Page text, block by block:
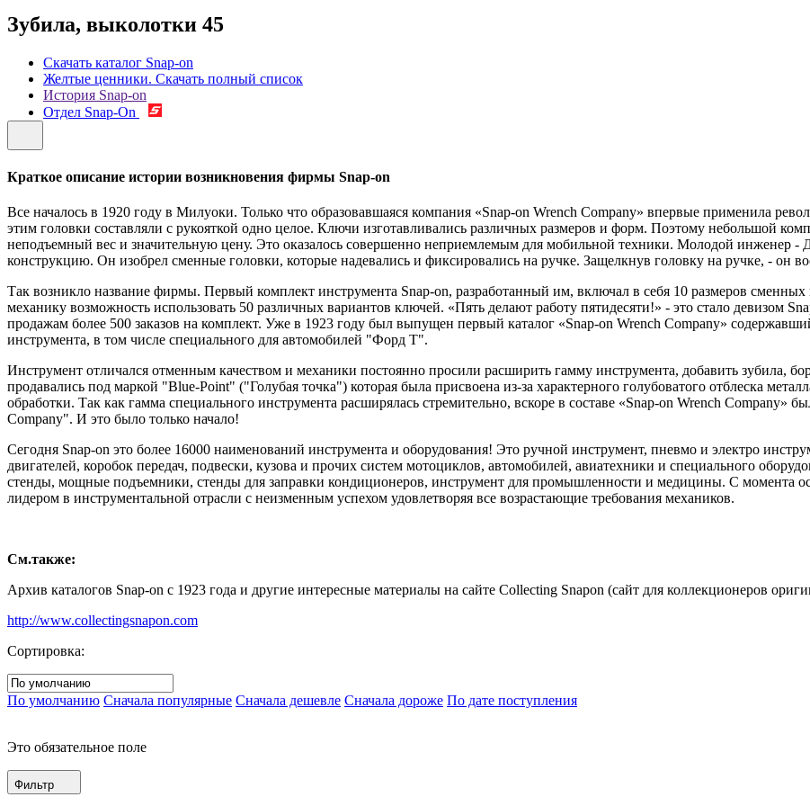
Зубила, выколотки 45
Скачать каталог Snap-on
Желтые ценники. Скачать полный список
История Snap-on
Отдел Snap-On
Краткое описание истории возникновения фирмы Snap-on
Все началось в 1920 году в Милуоки. Только что образовавшаяся компания «Snap-on Wrench Company» впервые применила
этим головки составляли с рукояткой одно целое. Ключи изготавливались различных размеров и форм. Поэтому небольшой
неподъемный вес и значительную цену. Это оказалось совершенно неприемлемым для мобильной техники. Молодой инженер
конструкцию. Он изобрел сменные головки, которые надевались и фиксировались на ручке. Защелкнув головку на ручке, - он
Так возникло название фирмы. Первый комплект инструмента Snap-on, разработанный им, включал в себя 10 размеров сменных
механику возможность использовать 50 различных вариантов ключей. «Пять делают работу пятидесяти!» - это стало девизом
продажам более 500 заказов на комплект. Уже в 1923 году был выпущен первый каталог «Snap-on Wrench Company»
инструмента, в том числе специального для автомобилей "Форд Т".
Инструмент отличался отменным качеством и механики постоянно просили расширить гамму инструмента, добавить зубила,
продавались под маркой "Blue-Point" ("Голубая точка") которая была присвоена из-за характерного голубоватого отблеска
обработки. Так как гамма специального инструмента расширялась стремительно, вскоре в составе «Snap-on Wrench Company»
Company". И это было только начало!
Сегодня Snap-on это более 16000 наименований инструмента и оборудования! Это ручной инструмент, пневмо и электро
двигателей, коробок передач, подвески, кузова и прочих систем мотоциклов, автомобилей, авиатехники и специального
стенды, мощные подъемники, стенды для заправки кондиционеров, инструмент для промышленности и медицины. С момента
лидером в инструментальной отрасли с неизменным успехом удовлетворяя все возрастающие требования механиков.
См.также:
Архив каталогов Snap-on с 1923 года и другие интересные материалы на сайте Collecting Snapon (сайт для коллекционеров
http://www.collectingsnapon.com
Сортировка:
По умолчанию Сначала популярные Сначала дешевле Сначала дороже По дате поступления
Это обязательное поле
Фильтр